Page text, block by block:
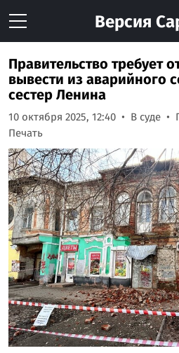
Версия
Правительство требует
вывести из аварийного
сестер Ленина
10 октября 2025, 12:40 В суде
Печать